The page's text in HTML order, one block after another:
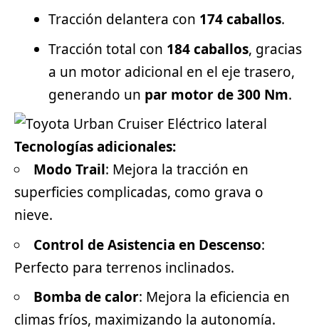
Tracción delantera con 174 caballos.
Tracción total con 184 caballos, gracias
a un motor adicional en el eje trasero,
generando un par motor de 300 Nm.
Tecnologías adicionales:
Modo Trail: Mejora la tracción en
superficies complicadas, como grava o
nieve.
Control de Asistencia en Descenso:
Perfecto para terrenos inclinados.
Bomba de calor: Mejora la eficiencia en
climas fríos, maximizando la autonomía.